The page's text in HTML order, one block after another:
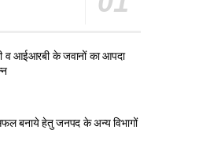
व आईआरबी के जवानों का आपदा
बनाये हेतु जनपद के अन्य विभागों